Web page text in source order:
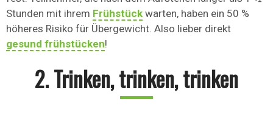
Stunden mit ihrem Frühstück warten, haben ein 50 %
höheres Risiko für Übergewicht. Also lieber direkt
gesund frühstücken!
2. Trinken, trinken, trinken